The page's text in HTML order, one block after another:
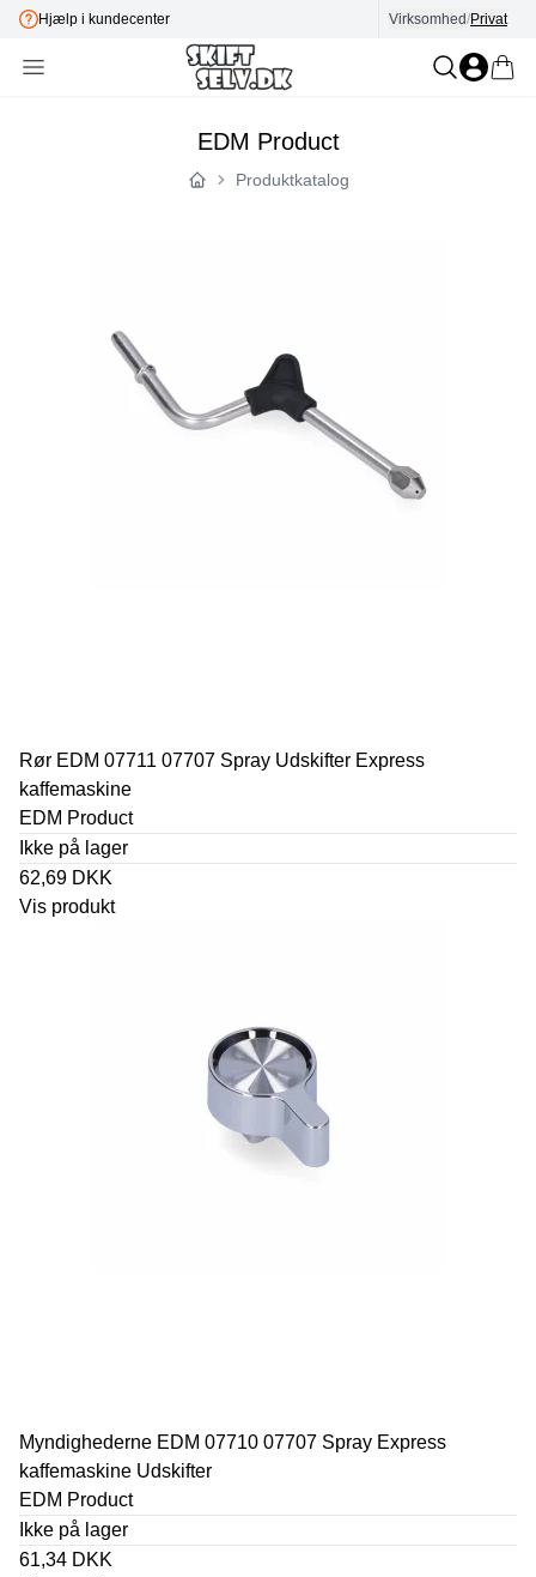
E-mærket Virksomhed/Privat
EDM Product
Forside
Produktkatalog
Rør EDM 07711 07707 Spray Udskifter Express
kaffemaskine
EDM Product
Ikke på lager
62,69 DKK
Vis produkt
Myndighederne EDM 07710 07707 Spray Express
kaffemaskine Udskifter
EDM Product
Ikke på lager
61,34 DKK